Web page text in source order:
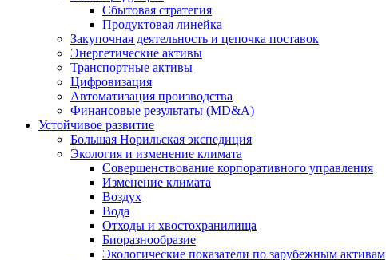
Сбытовая стратегия
Продуктовая линейка
Закупочная деятельность и цепочка поставок
Энергетические активы
Транспортные активы
Цифровизация
Автоматизация производства
Финансовые результаты (MD&A)
Устойчивое развитие
Большая Норильская экспедиция
Экология и изменение климата
Совершенствование корпоративного управления
Изменение климата
Воздух
Вода
Отходы и хвостохранилища
Биоразнообразие
Экологические показатели по зарубежным активам